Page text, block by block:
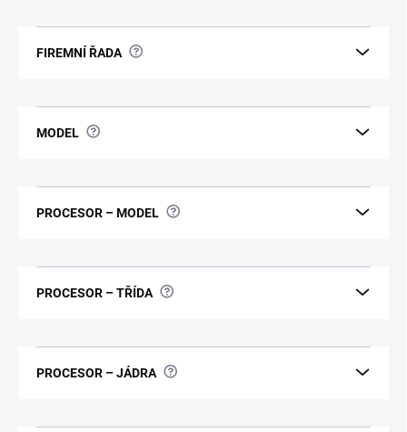
FIREMNÍ ŘADA ?
MODEL ?
PROCESOR – MODEL ?
PROCESOR – TŘÍDA ?
PROCESOR – JÁDRA ?